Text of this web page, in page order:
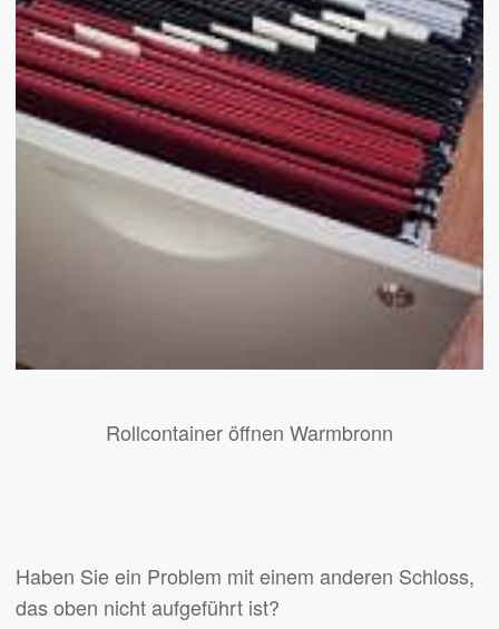
Rollcontainer öffnen Warmbronn
Haben Sie ein Problem mit einem anderen Schloss,
das oben nicht aufgeführt ist?